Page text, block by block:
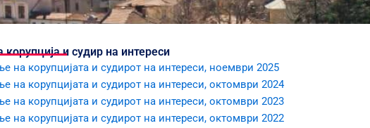
и судир на интереси
на корупцијата и судирот на интереси, ноември 2025
на корупцијата и судирот на интереси, октомври 2024
на корупцијата и судирот на интереси, октомври 2023
на корупцијата и судирот на интереси, октомври 2022